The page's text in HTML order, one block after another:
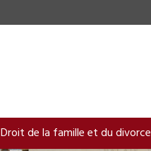
Droit de la famille et du divorce